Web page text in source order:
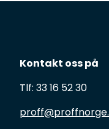
Kontakt oss på
Tlf: 33 16 52 30